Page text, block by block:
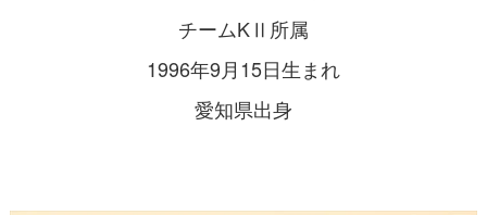
チームKⅡ所属
1996年9月15日生まれ
愛知県出身